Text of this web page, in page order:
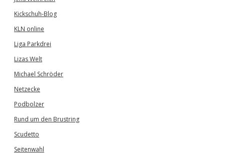
Kickschuh-Blog
KLN online
Liga Parkdrei
Lizas Welt
Michael Schröder
Netzecke
Podbolzer
Rund um den Brustring
Scudetto
Seitenwahl